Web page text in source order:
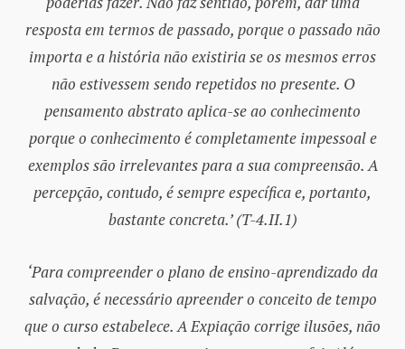
resposta em termos de passado, porque o passado não
importa e a história não existiria se os mesmos erros
não estivessem sendo repetidos no presente. O
pensamento abstrato aplica-se ao conhecimento
porque o conhecimento é completamente impessoal e
exemplos são irrelevantes para a sua compreensão. A
percepção, contudo, é sempre específica e, portanto,
bastante concreta.’ (T-4.II.1)
‘Para compreender o plano de ensino-aprendizado da
salvação, é necessário apreender o conceito de tempo
que o curso estabelece. A Expiação corrige ilusões, não